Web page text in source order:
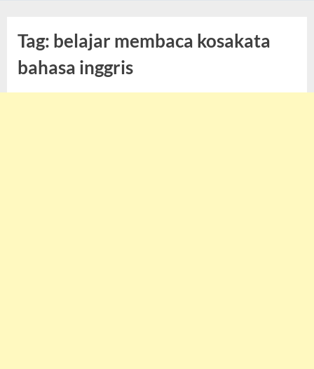
Tag: belajar membaca kosakata
bahasa inggris